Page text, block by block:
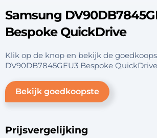
Samsung
Bespoke QuickDrive
Klik op de knop en bekijk de
DV90DB7845GEU3 Bespoke QuickDrive
Bekijk goedkoopste
Prijsvergelijking